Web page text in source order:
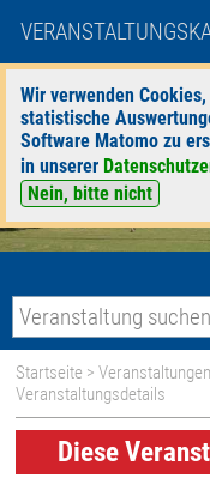
Wir verwenden
statistische
Software Matomo zu
in unserer
Nein, bitte nicht
Startseite >Veranstaltungen
Veranstaltungsdetails
Diese